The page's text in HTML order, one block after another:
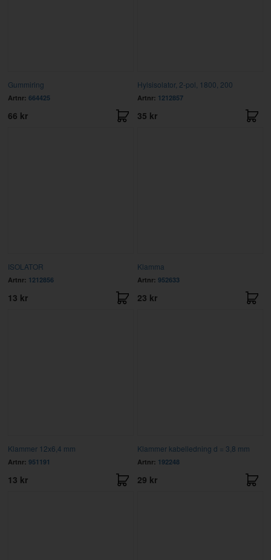
Gummiring
Artnr: 664425
66 kr
Hylsisolator, 2-pol, 1800, 200
Artnr: 1212857
35 kr
ISOLATOR
Artnr: 1212856
13 kr
Klamma
Artnr: 952633
23 kr
Klammer 12x6,4 mm
Artnr: 951191
13 kr
Klammer kabelledning d = 3,8 mm
Artnr: 192248
29 kr